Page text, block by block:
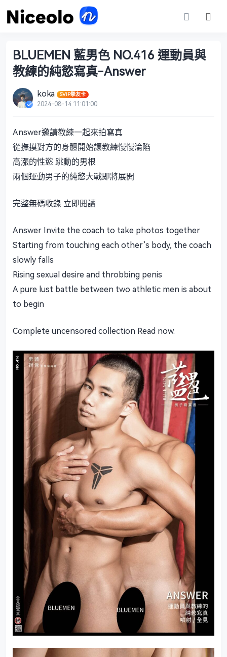
BLUEMEN 藍男色 NO.416 運動員與
教練的純慾寫真-Answer
koka SVIP摯友卡
2024-08-14 11:01:00
Answer邀請教練一起來拍寫真
從撫摸對方的身體開始讓教練慢慢淪陷
高漲的性慾 跳動的男根
兩個運動男子的純慾大戰即將展開
完整無碼收錄 立即閱讀
Answer Invite the coach to take photos together
Starting from touching each other’s body, the coach
slowly falls
Rising sexual desire and throbbing penis
A pure lust battle between two athletic men is about
to begin
Complete uncensored collection Read now.